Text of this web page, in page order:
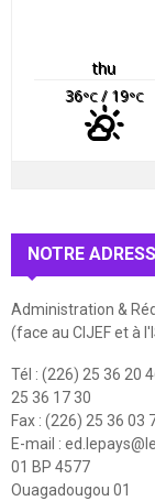
thu
36°C/ 19°C
NOTRE
Administration &
(face au CIJEF et à
Tél : (226) 25 36 20
25 36 17 30
Fax : (226) 25 36 03
E-mail :
01 BP 4577
Ouagadougou 01